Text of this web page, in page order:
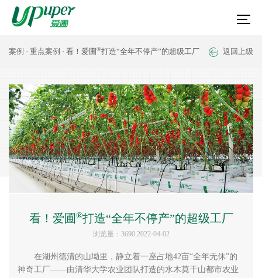
案例 · 重点案例 · 看！爱圃®打造“全年不停产”的超级工厂 返回上级
看！爱圃®打造“全年不停产”的超级工厂
浏览量：3690 2022-04-02
在湖州德清的山坳里，静立着一座占地42亩“全年无休”的
神奇工厂——由清华大学农业团队打造的水木莫干山都市农业